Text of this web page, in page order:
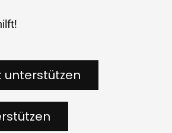
unterstützen